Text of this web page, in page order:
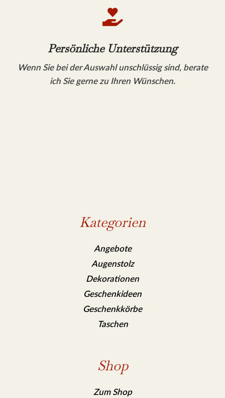

Persönliche Unterstützung
Wenn Sie bei der Auswahl unschlüssig sind, berate
ich Sie gerne zu Ihren Wünschen.
Kategorien
Angebote
Augenstolz
Dekorationen
Geschenkideen
Geschenkkörbe
Taschen
Shop
Zum Shop